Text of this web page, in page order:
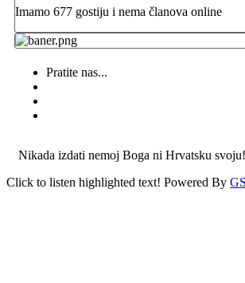
Imamo 677 gostiju i nema članova online
Pratite nas...
Nikada izdati nemoj Boga ni Hrvatsku svoju!
Click to listen highlighted text! Powered By